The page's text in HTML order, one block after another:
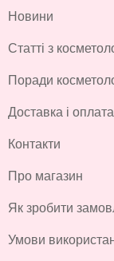
Новини
Статті з
Поради
Доставка і оплата
Контакти
Про магазин
Як зробити
Умови